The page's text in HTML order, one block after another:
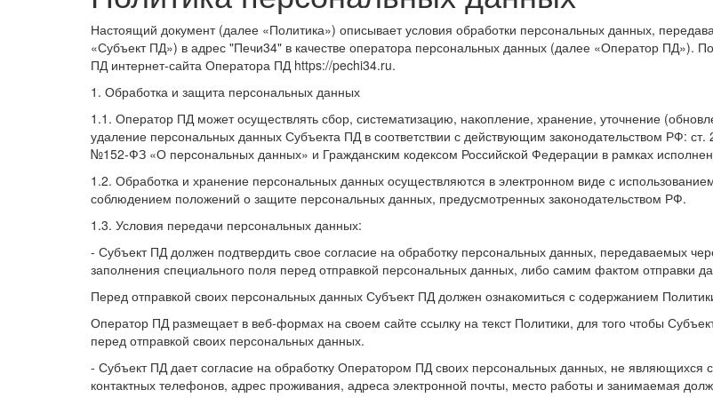
Настоящий документ (далее «Политика») описывает условия обработки персональных данных,
«Субъект ПД») в адрес "Печи34" в качестве оператора персональных данных (далее «Оператор ПД»).
ПД интернет-сайта Оператора ПД https://pechi34.ru.
1. Обработка и защита персональных данных
1.1. Оператор ПД может осуществлять сбор, систематизацию, накопление, хранение, уточнение
удаление персональных данных Субъекта ПД в соответствии с действующим законодательством РФ:
№152-ФЗ «О персональных данных» и Гражданским кодексом Российской Федерации в рамках
1.2. Обработка и хранение персональных данных осуществляются в электронном виде с
соблюдением положений о защите персональных данных, предусмотренных законодательством РФ.
1.3. Условия передачи персональных данных:
- Субъект ПД должен подтвердить свое согласие на обработку персональных данных, передаваемых
заполнения специального поля перед отправкой персональных данных, либо самим фактом отправки
Перед отправкой своих персональных данных Субъект ПД должен ознакомиться с содержанием
Оператор ПД размещает в веб-формах на своем сайте ссылку на текст Политики, для того чтобы
перед отправкой своих персональных данных.
- Субъект ПД дает согласие на обработку Оператором ПД своих персональных данных, не
контактных телефонов, адрес проживания, адреса электронной почты, место работы и занимаемая